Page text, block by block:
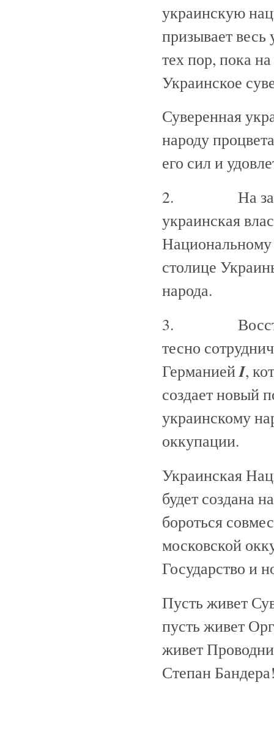
украинскую
призывает
тех пор, пока
Украинское
Суверенная
народу
его сил и
2. На
украинская
Национальному
столице
народа.
3.
тесно
ГерманиейI,
создает новый
украинскому
оккупации.
Украинская
будет создана
бороться
московской
Государство и
Пусть живет
пусть живет
живет
Степан